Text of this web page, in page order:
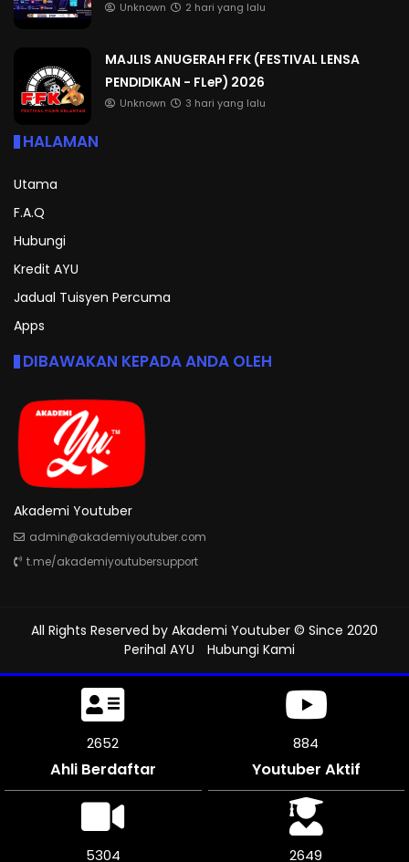
Unknown 2 hari yang lalu
MAJLIS ANUGERAH FFK (FESTIVAL LENSA
PENDIDIKAN - FLeP) 2026
Unknown 3 hari yang lalu
HALAMAN
Utama
F.A.Q
Hubungi
Kredit AYU
Jadual Tuisyen Percuma
Apps
DIBAWAKAN KEPADA ANDA OLEH
Akademi Youtuber
admin@akademiyoutuber.com
t.me/akademiyoutubersupport
All Rights Reserved by Akademi Youtuber © Since 2020
Perihal AYU
Hubungi Kami
3090
Ahli Berdaftar
1029
Youtuber Aktif
6174 3087